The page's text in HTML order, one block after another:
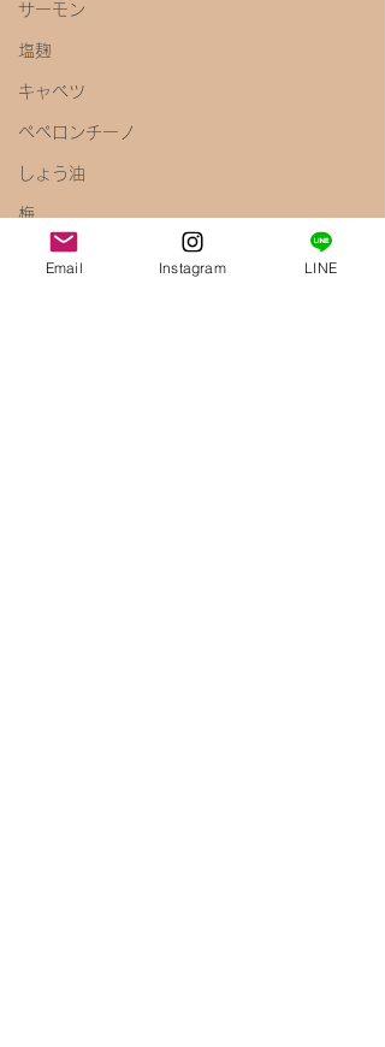
サーモン
塩麹
キャベツ
ペペロンチーノ
しょう油
梅
きのこ
Email Instagram LINE